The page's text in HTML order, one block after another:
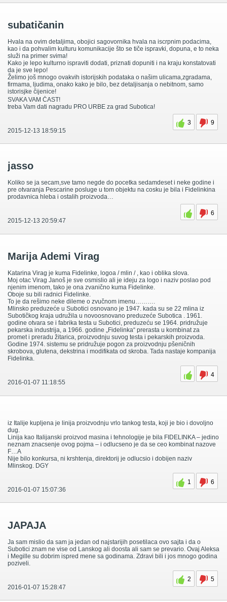
subatičanin
Hvala na ovim detaljima, obojici sagovornika hvala na iscrpnim podacima,
kao i da pohvalim kulturu komunikacije što se tiče ispravki, dopuna, e to neka
služi na primer svima!
Kako je lepo kulturno ispraviti dodati, priznati dopuniti i na kraju konstatovati
da je sve lepo!
Želimo još mnogo ovakvih istorijskih podataka o našim ulicama,zgradama,
firmama, ljudima, onako kako je bilo, bez detaljisanja o nebitnom, samo
istorisjke čijenice!
SVAKA VAM ČAST!
treba Vam dati nagradu PRO URBE za grad Subotica!
3
9
2015-12-13 18:59:15
jasso
Koliko se ja secam,sve tamo negde do pocetka sedamdeset i neke godine i
pre otvaranja Pescarine posluge u tom objektu na cosku je bila i Fidelinkina
prodavnica hleba i ostalih proizvoda…
6
2015-12-13 20:59:47
Marija Ademi Virag
Katarina Virag je kuma Fidelinke, logoa / mlin / , kao i oblika slova.
Moj otac Virag Janoš je sve osmislio ali je ideju za logo i naziv poslao pod
njenim imenom, tako je ona zvanično kuma Fidelinke.
Oboje su bili radnici Fidelinke.
To je da rešimo neke dileme o zvučnom imenu……….
Mlinsko preduzeće u Subotici osnovano je 1947. kada su se 22 mlina iz
Subotičkog kraja udružila u novoosnovano preduzeće Subotica . 1961.
godine otvara se i fabrika testa u Subotici, preduzeću se 1964. pridružuje
pekarska industrija, a 1966. godine „Fidelinka“ prerasta u kombinat za
promet i preradu žitarica, proizvodnju suvog testa i pekarskih proizvoda.
Godine 1974. sistemu se pridružuje pogon za proizvodnju pšeničnih
skrobova, glutena, dekstrina i modifikata od skroba. Tada nastaje kompanija
Fidelinka.
4
2016-01-07 11:18:55
iz Italije kupljena je linija proizvodnju vrlo tankog testa, koji je bio i dovoljno
dug.
Linija kao Italijanski proizvod masina i tehnologije je bila FIDELINKA – jedino
neznam znacsenje ovog pojma – i odlucseno je da se ceo kombinat nazove
F…A
Nije bilo konkursa, ni krshtenja, direktorij je odlucsio i dobijen naziv
Mlinskog. DGY
1
6
2016-01-07 15:07:36
JAPAJA
Ja sam mislio da sam ja jedan od najstarijih posetilaca ovo sajta i da o
Subotici znam ne vise od Lanskog ali doosta ali sam se prevario. Ovaj Aleksa
i Megille su dobrim ispred mene sa godinama. Zdravi bili i jos mnogo godina
poziveli.
2
5
2016-01-07 15:28:47